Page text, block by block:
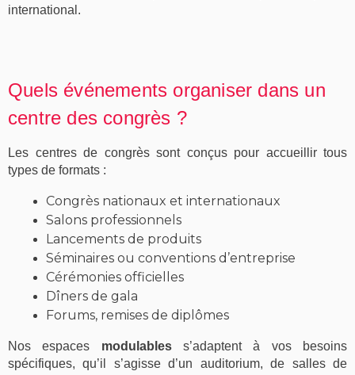
international.
Quels événements organiser dans un
centre des congrès ?
Les centres de congrèssont conçus pour accueillir tous
types de formats :
Congrès nationaux et internationaux
Salons professionnels
Lancements de produits
Séminaires ou conventions d’entreprise
Cérémonies officielles
Dîners de gala
Forums, remises de diplômes
Nosespaces modulables
s’adaptent à vos besoins
spécifiques, qu’il s’agisse d’un auditorium, de salles de